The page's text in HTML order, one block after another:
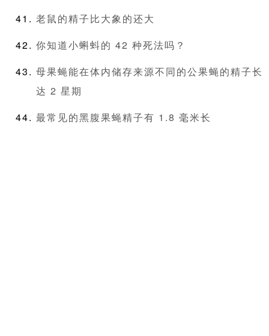
老鼠的精子比大象的还大
你知道小蝌蚪的 42 种死法吗？
母果蝇能在体内储存来源不同的公果蝇的精子长
达 2 星期
最常见的黑腹果蝇精子有 1.8 毫米长